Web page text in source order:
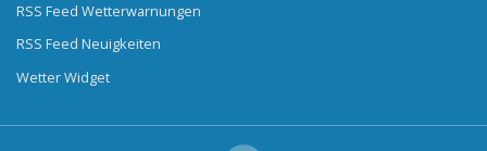
RSS Feed Wetterwarnungen
RSS Feed Neuigkeiten
Wetter Widget